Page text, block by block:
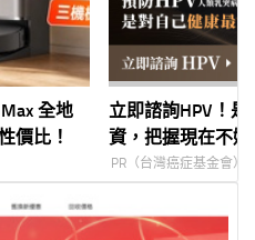
全地
價比！
立即諮詢HPV！
資，把握現在不嫌
PR（台灣癌症基金會）